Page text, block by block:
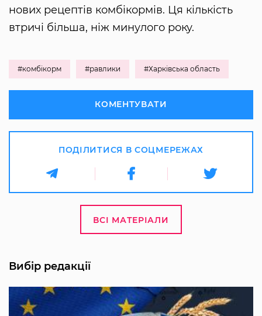
нових рецептів комбікормів. Ця кількість
втричі більша, ніж минулого року.
#комбікорм #равлики #Харківська область
КОМЕНТУВАТИ
ПОДІЛИТИСЯ В СОЦМЕРЕЖАХ
ВСІ МАТЕРІАЛИ
Вибір редакції